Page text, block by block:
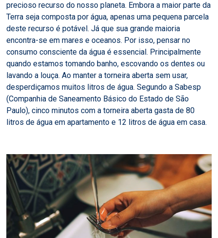
precioso recurso do nosso planeta. Embora a maior parte da
Terra seja composta por água, apenas uma pequena parcela
deste recurso é potável. Já que sua grande maioria
encontra-se em mares e oceanos. Por isso, pensar no
consumo consciente da água é essencial. Principalmente
quando estamos tomando banho, escovando os dentes ou
lavando a louça. Ao manter a torneira aberta sem usar,
desperdiçamos muitos litros de água. Segundo a Sabesp
(Companhia de Saneamento Básico do Estado de São
Paulo), cinco minutos com a torneira aberta gasta de 80
litros de água em apartamento e 12 litros de água em casa.